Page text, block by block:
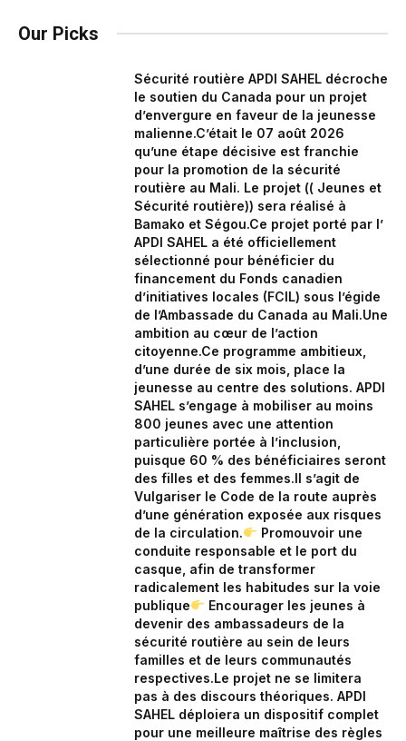
Our Picks
Sécurité routière APDI SAHEL décroche
le soutien du Canada pour un projet
d’envergure en faveur de la jeunesse
malienne.‎‎C’était le 07 août 2026
qu’une étape décisive est franchie
pour la promotion de la sécurité
routière au Mali. Le projet (( Jeunes et
Sécurité routière)) sera réalisé à
Bamako et Ségou.‎Ce projet porté par l’
APDI SAHEL a été officiellement
sélectionné pour bénéficier du
financement du Fonds canadien
d’initiatives locales (FCIL) sous l’égide
de l’Ambassade du Canada au Mali.‎Une
ambition au cœur de l’action
citoyenne.‎Ce programme ambitieux,
d’une durée de six mois, place la
jeunesse au centre des solutions. APDI
SAHEL s’engage à mobiliser au moins
800 jeunes avec une attention
particulière portée à l’inclusion,
puisque 60 % des bénéficiaires seront
des filles et des femmes.‎‎Il s’agit de
Vulgariser le Code de la route auprès
d’une génération exposée aux risques
de la circulation.‎
Promouvoir une
conduite responsable et le port du
casque, afin de transformer
radicalement les habitudes sur la voie
publique‎
Encourager les jeunes à
devenir des ambassadeurs de la
sécurité routière au sein de leurs
familles et de leurs communautés
respectives.‎‎‎Le projet ne se limitera
pas à des discours théoriques. APDI
SAHEL déploiera un dispositif complet
pour une meilleure maîtrise des règles